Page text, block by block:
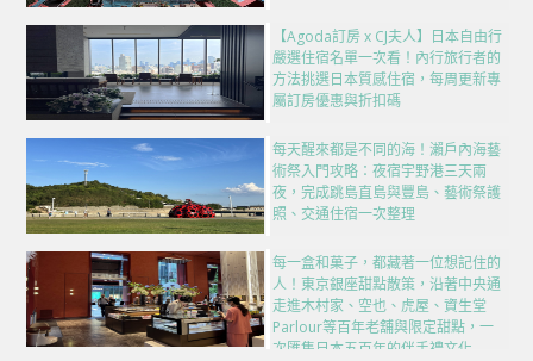
【Agoda訂房 x CJ夫人】日本自由行
嚴選住宿名單一次看！內行旅行者的
方法挑選日本質感住宿，每周更新專
屬訂房優惠與折扣碼
每天醒來都是不同的海！瀨戶內海藝
術祭入門攻略：夜宿宇野港三天兩
夜，完成跳島直島與豐島、藝術祭護
照、交通住宿一次整理
每一盒和菓子，都藏著一位想記住的
人！東京銀座甜點散策，沿著中央通
走進木村家、空也、虎屋、資生堂
Parlour等百年老舖與限定甜點，一
次匯集日本五百年的伴手禮文化